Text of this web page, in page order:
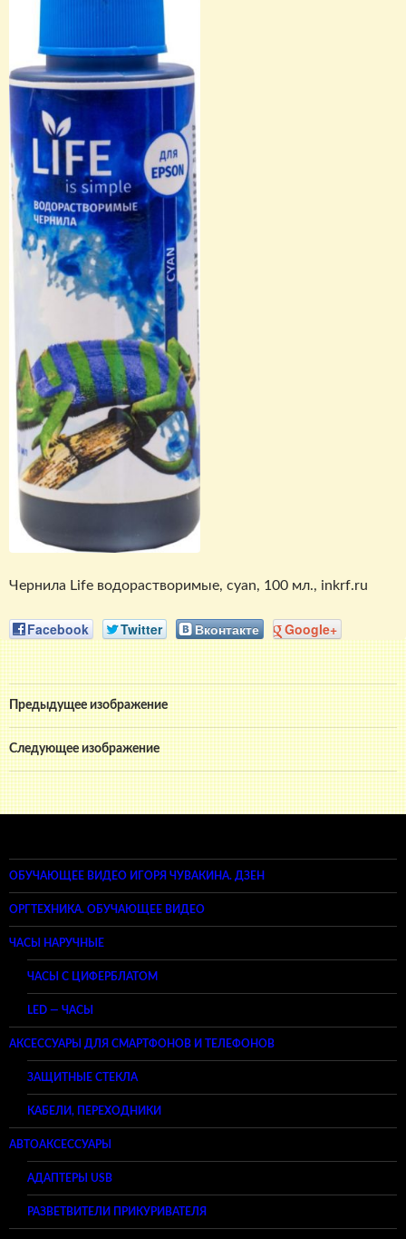
Чернила Life водорастворимые, cyan, 100 мл., inkrf.ru
Facebook Twitter Вконтакте Google+
Предыдущее изображение
Следующее изображение
ОБУЧАЮЩЕЕ ВИДЕО ИГОРЯ ЧУВАКИНА. ДЗЕН
ОРГТЕХНИКА. ОБУЧАЮЩЕЕ ВИДЕО
ЧАСЫ НАРУЧНЫЕ
ЧАСЫ С ЦИФЕРБЛАТОМ
LED — ЧАСЫ
АКСЕССУАРЫ ДЛЯ СМАРТФОНОВ И ТЕЛЕФОНОВ
ЗАЩИТНЫЕ СТЕКЛА
КАБЕЛИ, ПЕРЕХОДНИКИ
АВТОАКСЕССУАРЫ
АДАПТЕРЫ USB
РАЗВЕТВИТЕЛИ ПРИКУРИВАТЕЛЯ